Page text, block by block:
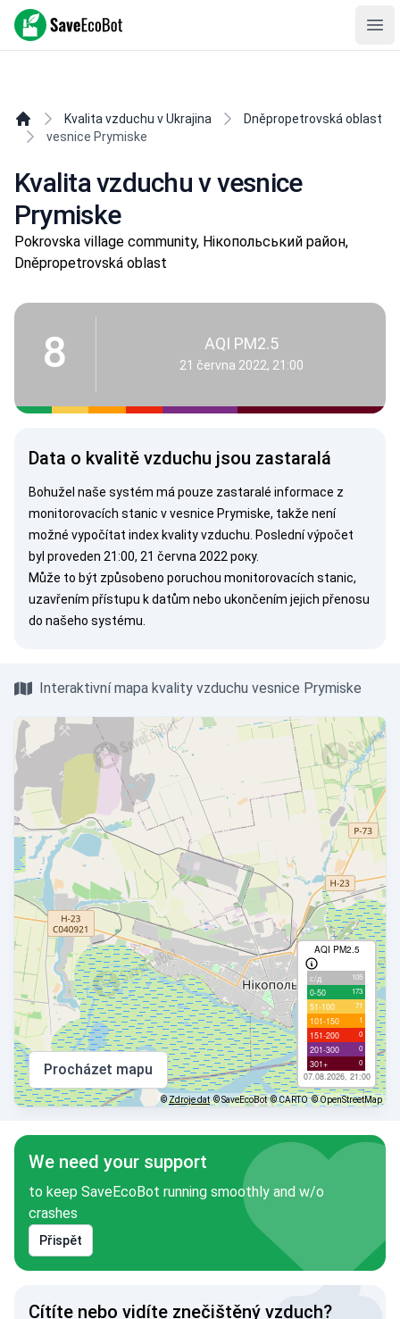
SaveEcoBot
Kvalita vzduchu v Ukrajina
Dněpropetrovská oblast
vesnice Prymiske
Kvalita vzduchu v vesnice
Prymiske
Pokrovska village community, Нікопольський район,
Dněpropetrovská oblast
8 AQI PM2.5
21 června 2022, 21:00
Data o kvalitě vzduchu jsou zastaralá
Bohužel naše systém má pouze zastaralé informace z
monitorovacích stanic v vesnice Prymiske, takže není
možné vypočítat index kvality vzduchu. Poslední výpočet
byl proveden 21:00, 21 června 2022 року.
Může to být způsobeno poruchou monitorovacích stanic,
uzavřením přístupu k datům nebo ukončením jejich přenosu
do našeho systému.
Interaktivní mapa kvality vzduchu vesnice Prymiske
AQI PM2.5
с/д 105
0-50 173
51-100 71
101-150 1
151-200 0
201-300 0
301+ 0
07.08.2026, 21:00
Procházet mapu
©Zdroje dat © SaveEcoBot © CARTO © OpenStreetMap
We need your support
to keep SaveEcoBot running smoothly and w/o
crashes
Přispět
Cítíte nebo vidíte znečištěný vzduch?